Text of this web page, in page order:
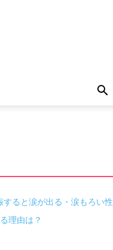
すると涙が出る・涙もろい性
理由は？